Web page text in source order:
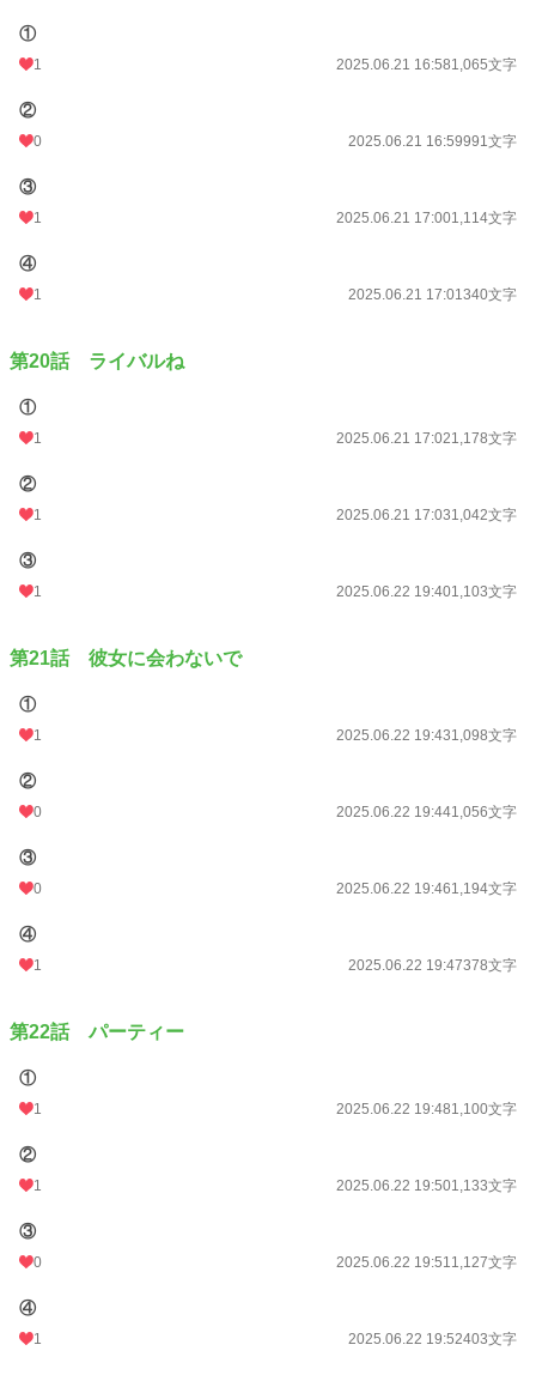
①
1 2025.06.21 16:581,065文字
②
0 2025.06.21 16:59991文字
③
1 2025.06.21 17:001,114文字
④
1 2025.06.21 17:01340文字
第20話 ライバルね
①
1 2025.06.21 17:021,178文字
②
1 2025.06.21 17:031,042文字
③
1 2025.06.22 19:401,103文字
第21話 彼女に会わないで
①
1 2025.06.22 19:431,098文字
②
0 2025.06.22 19:441,056文字
③
0 2025.06.22 19:461,194文字
④
1 2025.06.22 19:47378文字
第22話 パーティー
①
1 2025.06.22 19:481,100文字
②
1 2025.06.22 19:501,133文字
③
0 2025.06.22 19:511,127文字
④
1 2025.06.22 19:52403文字